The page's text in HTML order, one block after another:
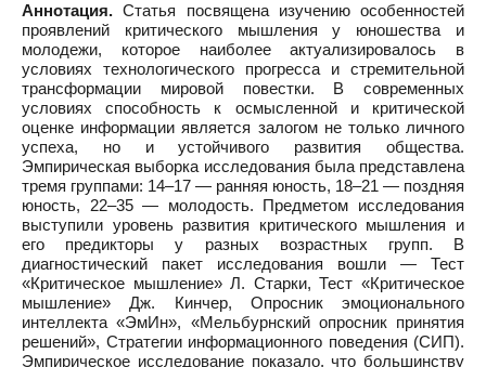
Аннотация. Статья посвящена изучению особенностей
проявлений критического мышления у юношества и
молодежи, которое наиболее актуализировалось в
условиях технологического прогресса и стремительной
трансформации мировой повестки. В современных
условиях способность к осмысленной и критической
оценке информации является залогом не только личного
успеха, но и устойчивого развития общества.
Эмпирическая выборка исследования была представлена
тремя группами: 14–17 — ранняя юность, 18–21 — поздняя
юность, 22–35 — молодость. Предметом исследования
выступили уровень развития критического мышления и
его предикторы у разных возрастных групп. В
диагностический пакет исследования вошли — Тест
«Критическое мышление» Л. Старки, Тест «Критическое
мышление» Дж. Кинчер, Опросник эмоционального
интеллекта «ЭмИн», «Мельбурнский опросник принятия
решений», Стратегии информационного поведения (СИП).
Эмпирическое исследование показало, что большинству